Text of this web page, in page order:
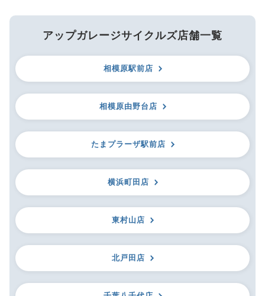
アップガレージサイクルズ店舗一覧
相模原駅前店
相模原由野台店
たまプラーザ駅前店
横浜町田店
東村山店
北戸田店